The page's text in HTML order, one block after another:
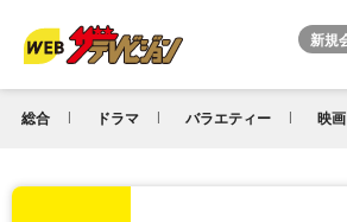
総合 ドラマ バラエティー 映画